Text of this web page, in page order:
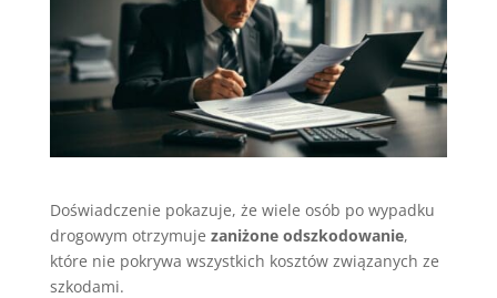
Doświadczenie pokazuje, że wiele osób po wypadku
drogowym otrzymuje zaniżone odszkodowanie,
które nie pokrywa wszystkich kosztów związanych ze
szkodami.